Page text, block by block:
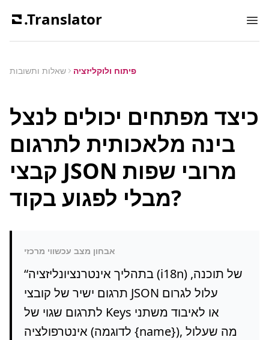
.Translator
שאלות ותשובות פיתוח ולוקליזציה
כיצד מפתחים יכולים לנצל
בינה מלאכותית לתרגום
קבצי JSON מרובי שפות
מבלי לפגוע בקוד?
אבחון מצב עכשווי מרכזי
“בתהליך אינטרנציונליזציה (i18n) של תוכנה,
תרגום ישיר של קובצי JSON עלול לגרום
לתרגום שגוי של Keys או לאיבוד משתני
אינטרפולציה (לדוגמה {name}), מה שעלול